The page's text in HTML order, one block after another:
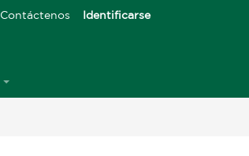
Contáctenos Identificarse